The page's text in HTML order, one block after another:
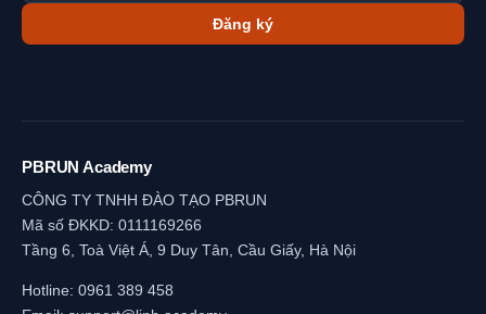
Đăng ký
PBRUN Academy
CÔNG TY TNHH ĐÀO TẠO PBRUN
Mã số ĐKKD: 0111169266
Tầng 6, Toà Việt Á, 9 Duy Tân, Cầu Giấy, Hà Nội
Hotline: 0961 389 458